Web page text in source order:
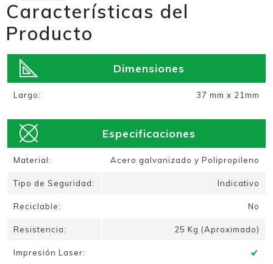
Características del
Producto
Dimensiones
Largo: 37 mm x 21mm
Especificaciones
Material: Acero galvanizado y Polipropileno
Tipo de Seguridad: Indicativo
Reciclable: No
Resistencia: 25 Kg (Aproximado)
Impresión Laser: